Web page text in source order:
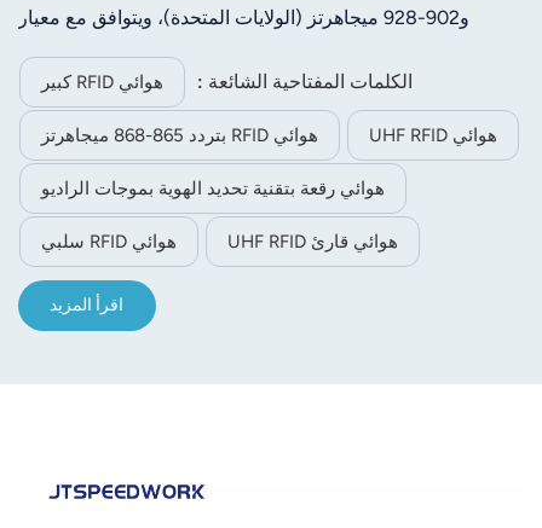
و902-928 ميجاهرتز (الولايات المتحدة)، ويتوافق مع معيار
≤1.3، ومقاومة 50 أوم، وموصل أنثى من النوع N. مصنوع من
الألومنيوم والبلاستيك ABS (258×258×36 مم، 0.9 كجم)،
ويتحمل درجات حرارة تتراوح بين -40 درجة مئوية و+85 درجة
مئوية، مما يجعله مثاليًا لتطبيقات RFID الخارجية والصناعية
القاسية.
الكلمات المفتاحية الشائعة : هوائي RFID كبير
هوائي UHF RFID هوائي RFID بتردد 865-868 ميجاهرتز
هوائي رقعة بتقنية تحديد الهوية بموجات الراديو
هوائي قارئ UHF RFID هوائي RFID سلبي
اقرأ المزيد